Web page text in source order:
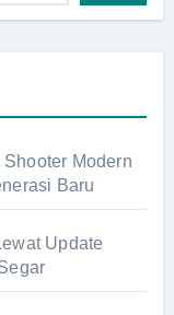
Modern
Baru
Update